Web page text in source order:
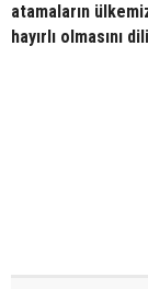
atamaların
hayırlı olmasını